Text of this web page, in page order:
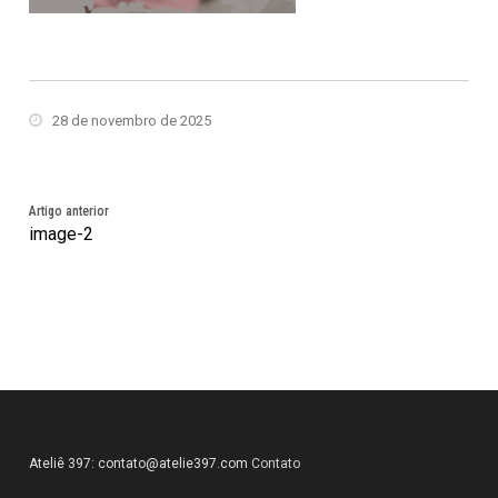
28 de novembro de 2025
Artigo anterior
image-2
Ateliê 397: contato@atelie397.com Contato